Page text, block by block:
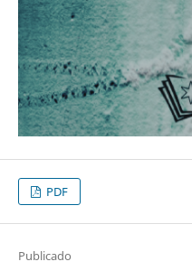
PDF
Publicado